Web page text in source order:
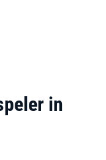
in